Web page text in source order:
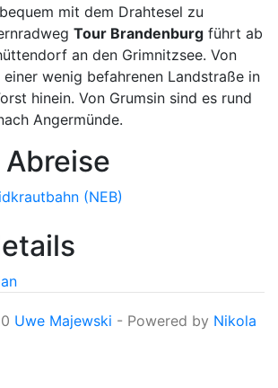
mit dem Drahtesel zu
Tour Brandenburg führt ab
an den Grimnitzsee. Von
wenig befahrenen Landstraße in
hinein. Von Grumsin sind es rund
Angermünde.
(NEB)
Uwe Majewski - Powered by Nikola